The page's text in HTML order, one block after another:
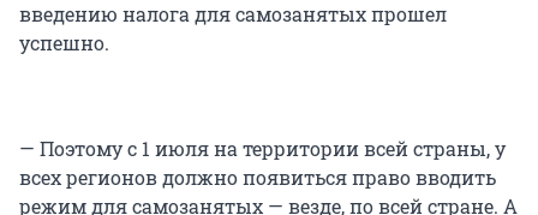
введению налога для самозанятых прошел
успешно.
— Поэтому с 1 июля на территории всей страны, у
всех регионов должно появиться право вводить
режим для самозанятых — везде, по всей стране. А